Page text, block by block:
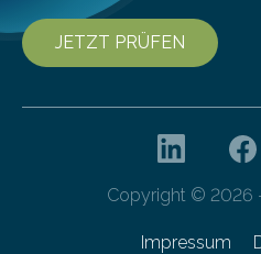
JETZT PRÜFEN
Copyright © 2026
Impressum